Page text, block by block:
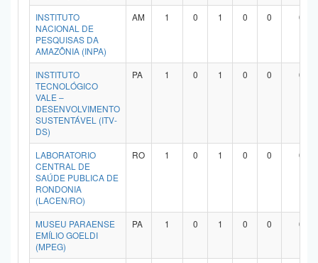
INSTITUTO
NACIONAL DE
PESQUISAS DA
AMAZÔNIA (INPA)
AM 1 0 1 0 0 0
INSTITUTO
TECNOLÓGICO
VALE –
DESENVOLVIMENTO
SUSTENTÁVEL (ITV-
DS)
PA 1 0 1 0 0 0
LABORATORIO
CENTRAL DE
SAÚDE PUBLICA DE
RONDONIA
(LACEN/RO)
RO 1 0 1 0 0 0
MUSEU PARAENSE
EMÍLIO GOELDI
(MPEG)
PA 1 0 1 0 0 0